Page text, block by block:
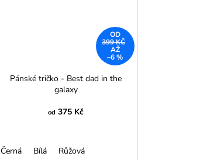
OD
399 KČ
AŽ
–6 %
Pánské tričko - Best dad in the
galaxy
od 375 Kč
Černá Bílá Růžová